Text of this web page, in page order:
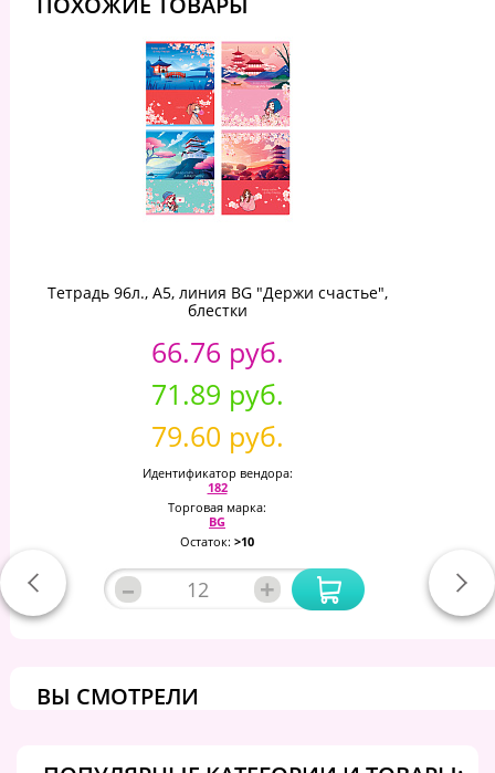
Тетрадь 96л., А5, линия BG "Держи счастье",
блестки
66.76 руб.
71.89 руб.
79.60 руб.
Идентификатор вендора:
182
Торговая марка:
BG
Остаток: >10
– +
ВЫ СМОТРЕЛИ